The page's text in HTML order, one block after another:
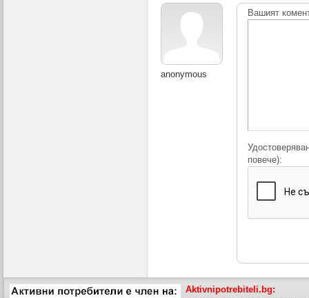
anonymous
Вашият
повече):
Aktivnipotrebiteli.bg: